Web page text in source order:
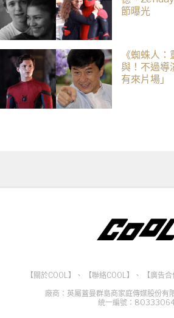
節曝光
《蜘蛛人
與！不過導
有來片場」
【關於COOL】 、 【聯絡COOL】 、 【廣告合
廠商：英屬蓋曼群島商家庭傳媒股份有
統一編號：80333064